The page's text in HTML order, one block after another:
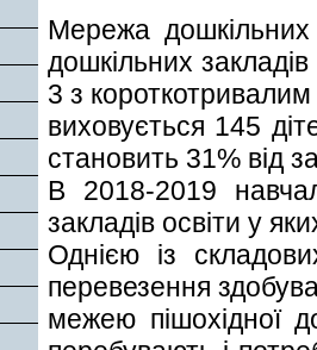
Мережа
дошкільних
3 з
виховується 145
становить 31% від
В 2018-2019
закладів освіти у
Однією із
перевезення
межею пішохідної